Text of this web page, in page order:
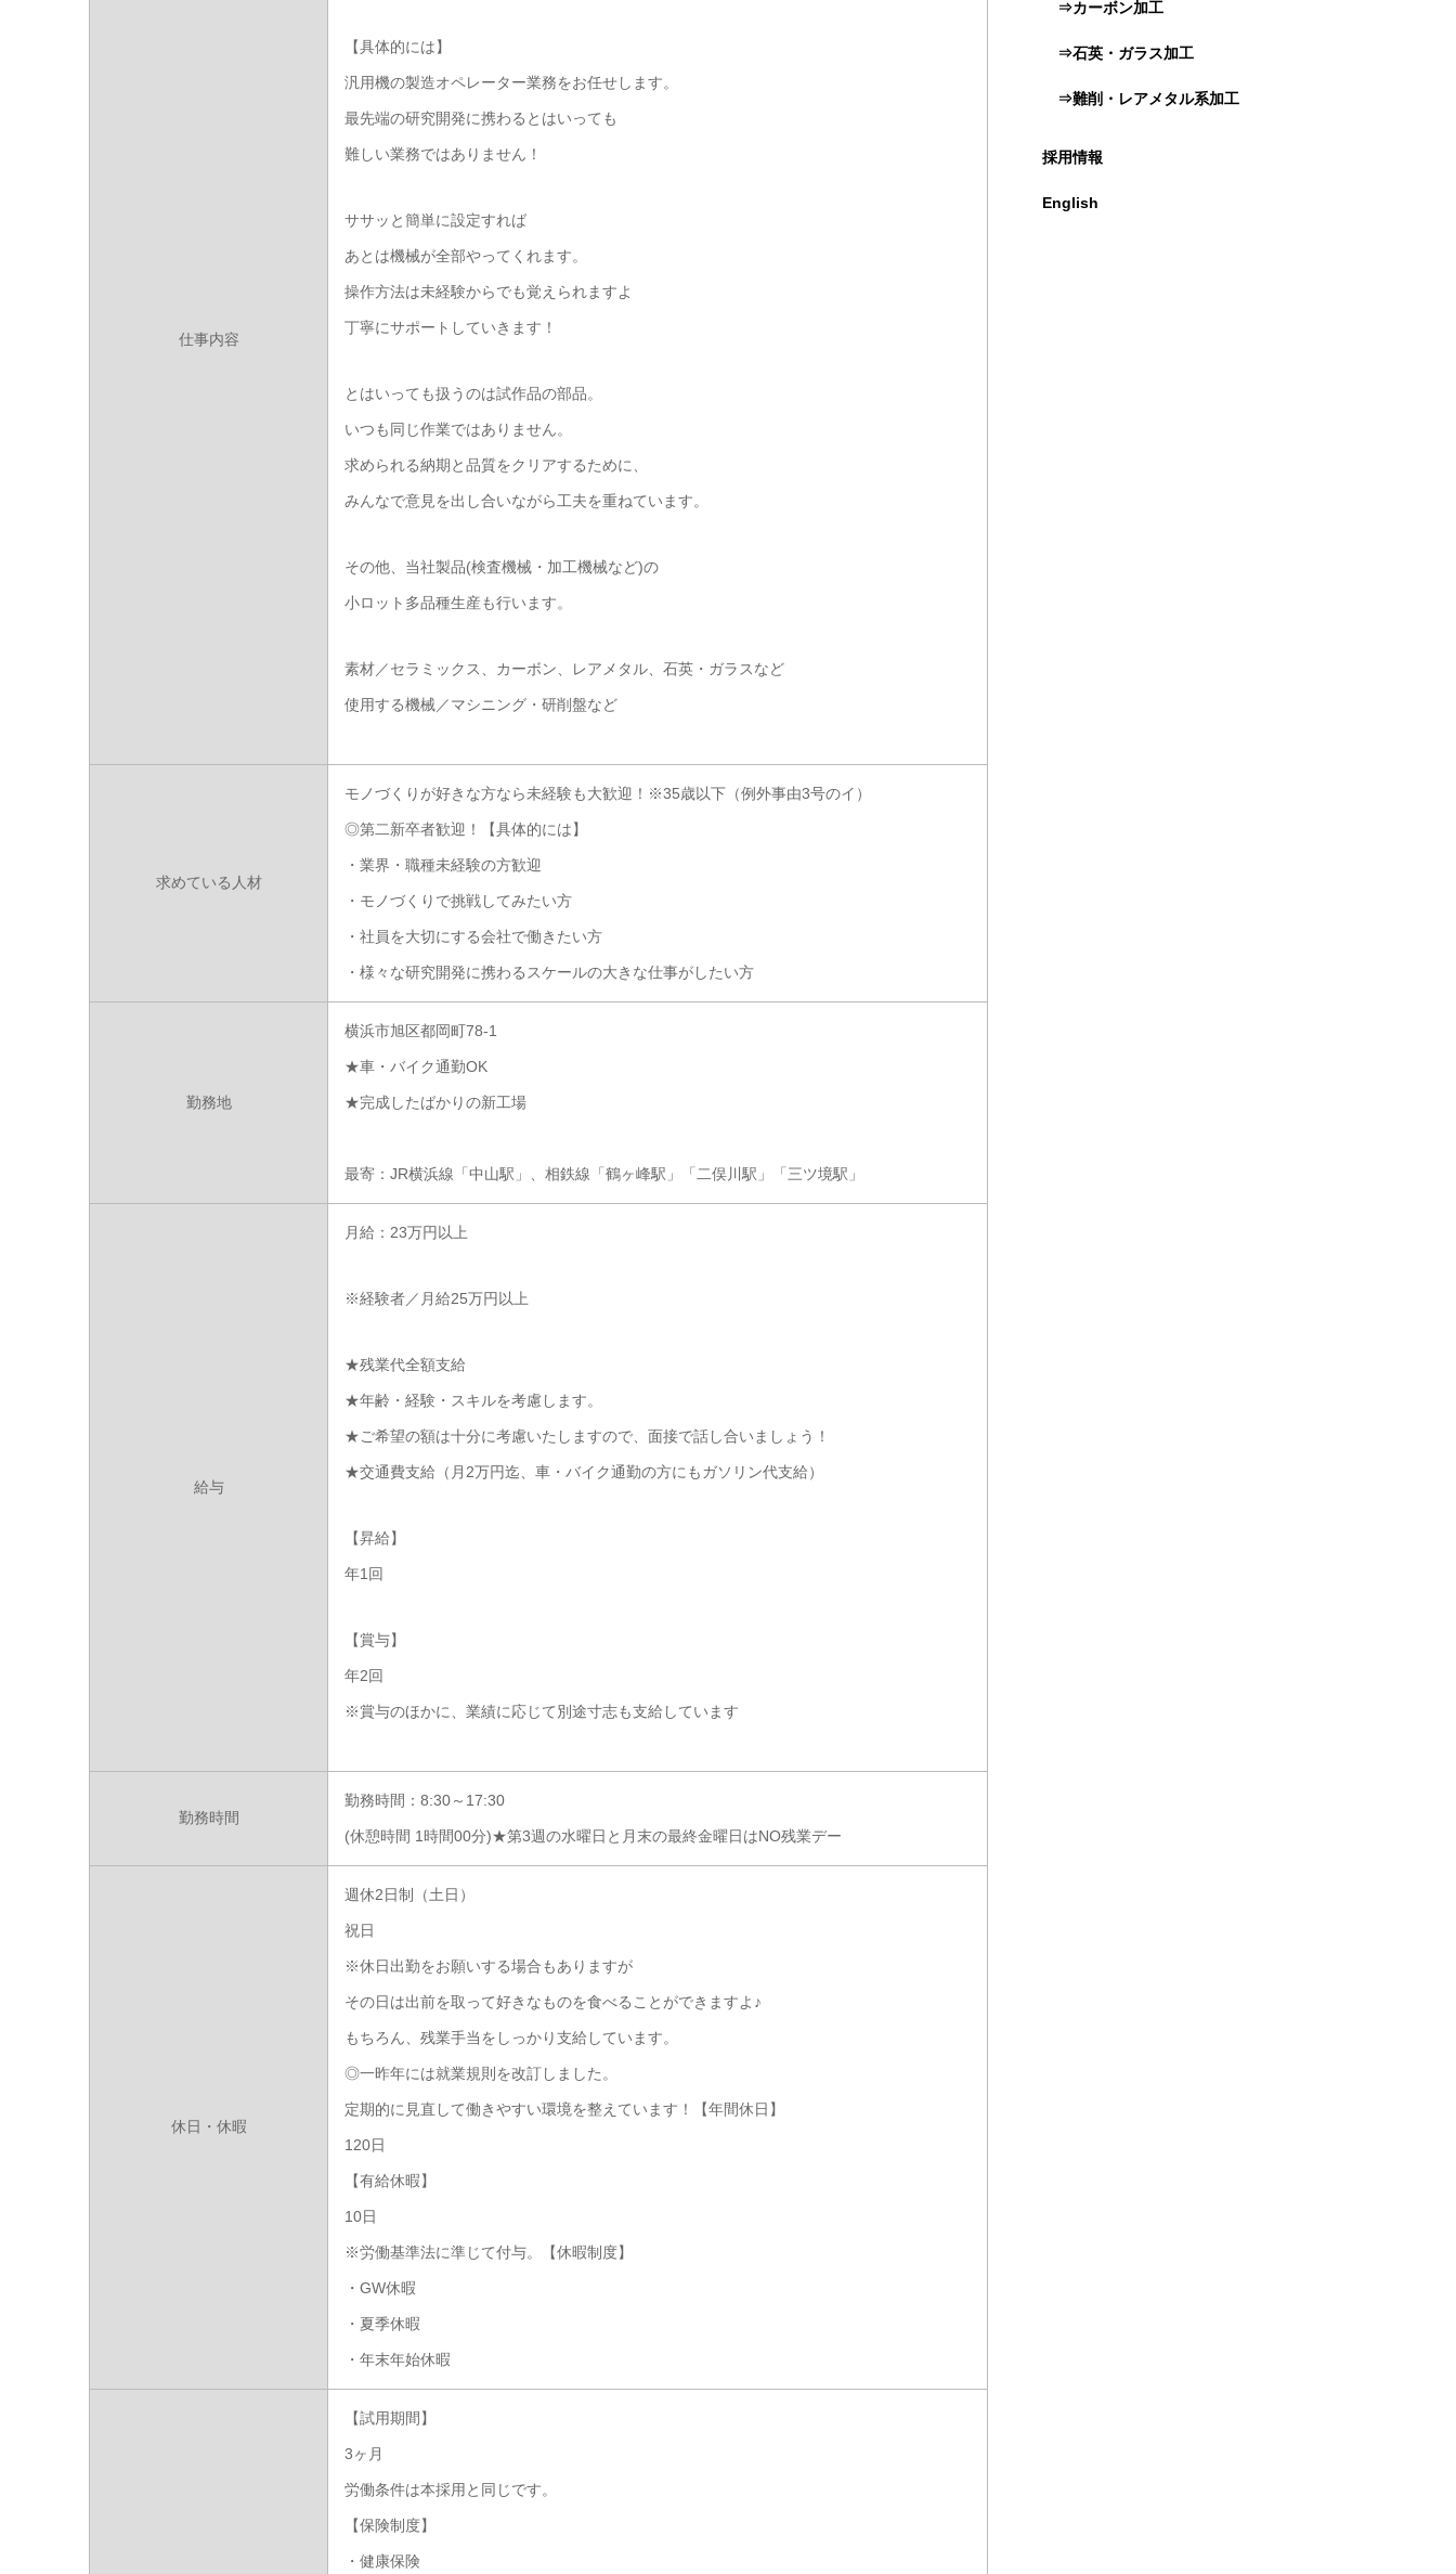
仕事内容
【具体的には】
汎用機の製造オペレーター業務をお任せします。
最先端の研究開発に携わるとはいっても
難しい業務ではありません！
ササッと簡単に設定すれば
あとは機械が全部やってくれます。
操作方法は未経験からでも覚えられますよ
丁寧にサポートしていきます！
とはいっても扱うのは試作品の部品。
いつも同じ作業ではありません。
求められる納期と品質をクリアするために、
みんなで意見を出し合いながら工夫を重ねています。
その他、当社製品(検査機械・加工機械など)の
小ロット多品種生産も行います。
素材／セラミックス、カーボン、レアメタル、石英・ガラスなど
使用する機械／マシニング・研削盤など
求めている人材
モノづくりが好きな方なら未経験も大歓迎！※35歳以下（例外事由3号のイ）
◎第二新卒者歓迎！【具体的には】
・業界・職種未経験の方歓迎
・モノづくりで挑戦してみたい方
・社員を大切にする会社で働きたい方
・様々な研究開発に携わるスケールの大きな仕事がしたい方
勤務地
横浜市旭区都岡町78-1
★車・バイク通勤OK
★完成したばかりの新工場
最寄：JR横浜線「中山駅」、相鉄線「鶴ヶ峰駅」「二俣川駅」「三ツ境駅」
給与
月給：23万円以上
※経験者／月給25万円以上
★残業代全額支給
★年齢・経験・スキルを考慮します。
★ご希望の額は十分に考慮いたしますので、面接で話し合いましょう！
★交通費支給（月2万円迄、車・バイク通勤の方にもガソリン代支給）
【昇給】
年1回
【賞与】
年2回
※賞与のほかに、業績に応じて別途寸志も支給しています
勤務時間
勤務時間：8:30～17:30
(休憩時間 1時間00分)★第3週の水曜日と月末の最終金曜日はNO残業デー
休日・休暇
週休2日制（土日）
祝日
※休日出勤をお願いする場合もありますが
その日は出前を取って好きなものを食べることができますよ♪
もちろん、残業手当をしっかり支給しています。
◎一昨年には就業規則を改訂しました。
定期的に見直して働きやすい環境を整えています！【年間休日】
120日
【有給休暇】
10日
※労働基準法に準じて付与。【休暇制度】
・GW休暇
・夏季休暇
・年末年始休暇
【試用期間】
3ヶ月
労働条件は本採用と同じです。
【保険制度】
・健康保険
⇒カーボン加工
⇒石英・ガラス加工
⇒難削・レアメタル系加工
採用情報
English